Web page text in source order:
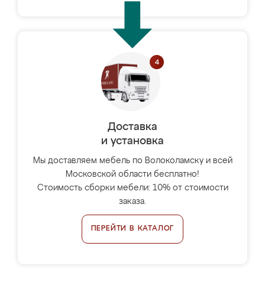
Доставка
и установка
Мы доставляем мебель по Волоколамску и всей
Московской области бесплатно!
Стоимость сборки мебели: 10% от стоимости
заказа.
ПЕРЕЙТИ В КАТАЛОГ